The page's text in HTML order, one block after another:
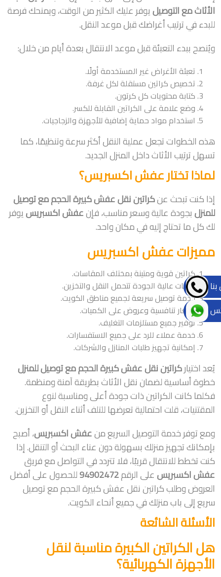
الأثاث مع التوصيليوفر عليك الكثير من الوقت، ويمنحك فرصة
للبدء في ترتيب أغراضك قبل موعد النقل.
ويُنصح ببدء التعبئة قبل موعد الانتقال بعدة أيام من خلال:
تعبئة الأغراض غير المستخدمة أولًا.
تخصيص كراتين مستقلة لكل غرفة.
كتابة محتويات كل كرتون.
وضع علامة على الكراتين القابلة للكسر.
استخدام مواد حماية إضافية للأجهزة والزجاجيات.
هذه الخطوات تجعل عملية النقل أكثر سرعة وتنظيمًا، كما
تسهل ترتيب الأثاث داخل المنزل الجديد.
لماذا تختار عفش اكسبريس؟
إذا كنت تبحث عنكراتين نقل عفش كبيرة الحجم مع توصيل
للمنزلبجودة عالية وسعر مناسب، فإنعفش اكسبريسيوفر
لك كل ما تحتاج إليه في مكان واحد.
مميزات عفش اكسبريس
كراتين قوية ومتينة بمختلف المقاسات.
خامات عالية الجودة تتحمل النقل والتخزين.
خدمة توصيل سريعة لجميع مناطق الكويت.
أسعار تنافسية وعروض على الكميات.
توفير جميع مستلزمات التغليف.
خدمة عملاء للرد على جميع الاستفسارات.
إمكانية تجهيز طلبات المنازل والشركات.
يُعد اختياركراتين نقل عفش كبيرة الحجم مع توصيل للمنزل
خطوة أساسية لضمان نقل الأثاث بطريقة آمنة ومنظمة.
فكلما كانت الكراتين ذات جودة أعلى ومناسبة لنوع
المقتنيات، قلت احتمالية تعرضها للتلف أثناء النقل أو التخزين.
ومع توفر خدمة التوصيل السريع منعفش اكسبريس، أصبح
بإمكانك تجهيز منزلك بسهولة دون عناء البحث أو التنقل. إذا
كنت تخطط للانتقال قريبًا، فلا تتردد في التواصل مع فريق
عفش اكسبريسعلى الرقم94902472للحصول على أفضل
العروض وطلب كراتين نقل عفش كبيرة الحجم مع توصيل
سريع إلى باب منزلك في جميع أنحاء الكويت.
الأسئلة الشائعة
هل الكراتين الكبيرة مناسبة لنقل
الأجهزة الكهربائية؟